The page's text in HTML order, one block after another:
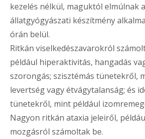
kezelés nélkül, maguktól elmúlnak
állatgyógyászati készítmény
órán belül.
Ritkán viselkedészavarokról
például hiperaktivitás, hangadás
szorongás; szisztémás tünetekről,
levertség vagy étvágytalanság; és
tünetekről, mint például
Nagyon ritkán ataxia jeleiről,
mozgásról számoltak be.